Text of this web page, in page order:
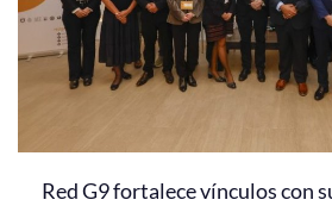
Red G9 fortalece vínculos con